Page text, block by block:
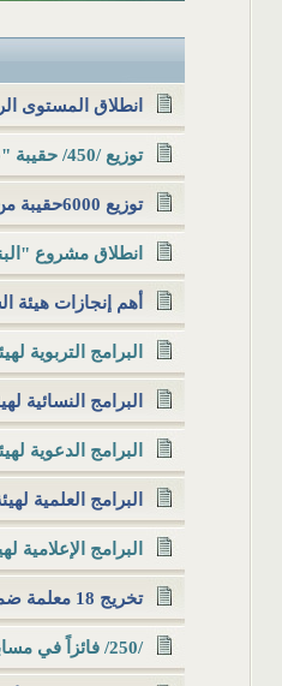
انطلاق المستوى
توزيع /450/ حقيبة "عفتي في حجابي" في الغوطة الشرقية
توزيع 6000حقيبة من مشروع الحقيبة التربوية لدعم الأطفال...
انطلاق مشروع "البناء
أهم إنجازات هيئة
البرامج التربوية
البرامج النسائية
البرامج الدعوية
البرامج العلمية
البرامج
تخريج 18 معلمة ضمن مشروع "بناء" لتطوير المعلمات
/250/ فائزاً في مسابقة الأربعين النووية التي أقامتها...